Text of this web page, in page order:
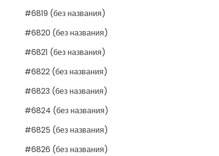
#6819 (без названия)
#6820 (без названия)
#6821 (без названия)
#6822 (без названия)
#6823 (без названия)
#6824 (без названия)
#6825 (без названия)
#6826 (без названия)